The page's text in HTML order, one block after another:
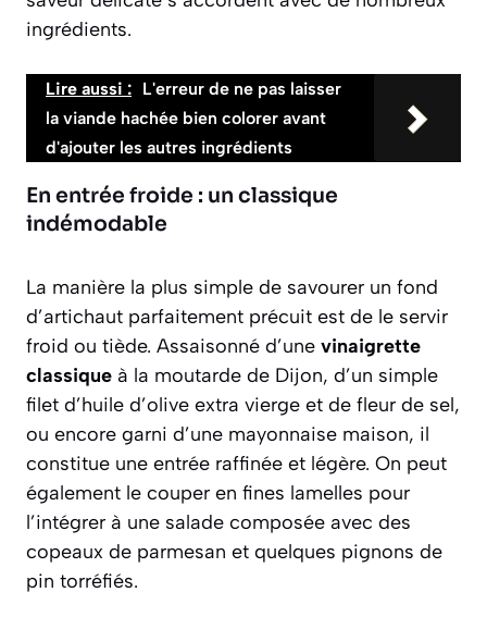
ingrédients.
Lire aussi : L'erreur de ne pas laisser
la viande hachée bien colorer avant
d'ajouter les autres ingrédients
En entrée froide : un classique
indémodable
La manière la plus simple de savourer un fond
d’artichaut parfaitement précuit est de le servir
froid ou tiède. Assaisonné d’une vinaigrette
classique à la moutarde de Dijon, d’un simple
filet d’huile d’olive extra vierge et de fleur de sel,
ou encore garni d’une mayonnaise maison, il
constitue une entrée raffinée et légère. On peut
également le couper en fines lamelles pour
l’intégrer à une salade composée avec des
copeaux de parmesan et quelques pignons de
pin torréfiés.